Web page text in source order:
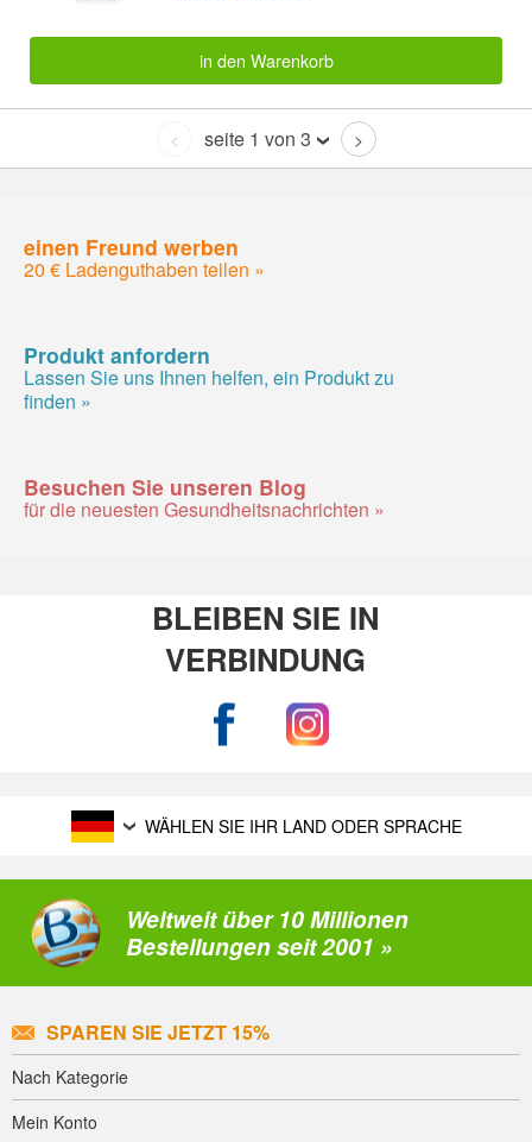
in den Warenkorb
< seite 1 von 3 >
einen Freund werben
20 € Ladenguthaben teilen »
Produkt anfordern
Lassen Sie uns Ihnen helfen, ein Produkt zu
finden »
Besuchen Sie unseren Blog
für die neuesten Gesundheitsnachrichten »
BLEIBEN SIE IN
VERBINDUNG
WÄHLEN SIE IHR LAND ODER SPRACHE
Weltweit über 10 Millionen
Bestellungen seit 2001 »
SPAREN SIE JETZT 15%
Nach Kategorie
Mein Konto